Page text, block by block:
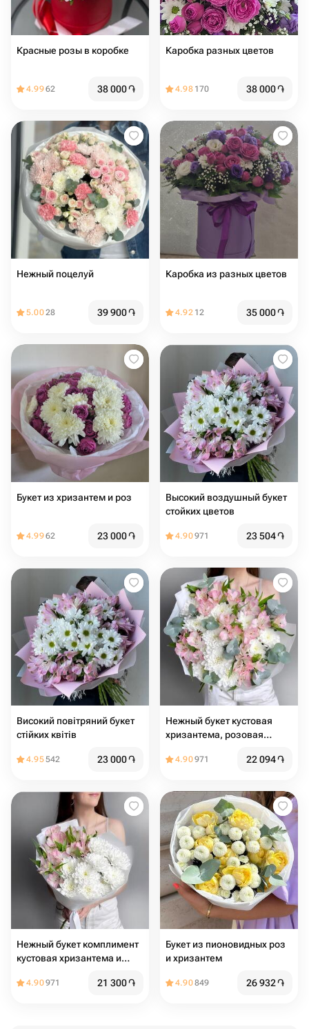
Красные розы в коробке
4.9962 38 000֏
Каробка разных цветов
4.98 170 38 000֏
Нежный поцелуй
5.0028 39 900֏
Каробка из разных цветов
4.92 12 35 000֏
Букет из хризантем и роз
4.9962 23 000֏
Высокий воздушный букет
стойких цветов
4.90971 23 504֏
Високий повітряний букет
стійких квітів
4.95542 23 000֏
Нежный букет кустовая
хризантема, розовая
4.90971 22 094֏
Нежный букет комплимент
кустовая хризантема и
4.90971 21 300֏
Букет из пионовидных роз
и хризантем
4.90849 26 932֏